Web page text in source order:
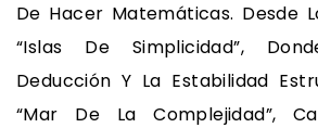
De Hacer Matemáticas. Desde
“islas De Simplicidad”,
Deducción Y La Estabilidad
“mar De La Complejidad”,